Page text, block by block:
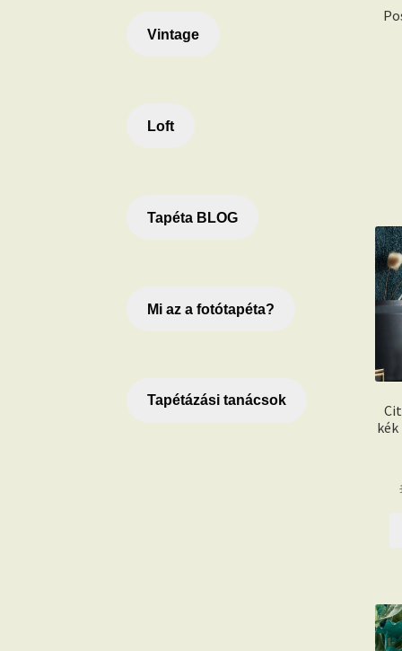
Vintage
Loft
Tapéta BLOG
Mi az a fotótapéta?
Tapétázási tanácsok